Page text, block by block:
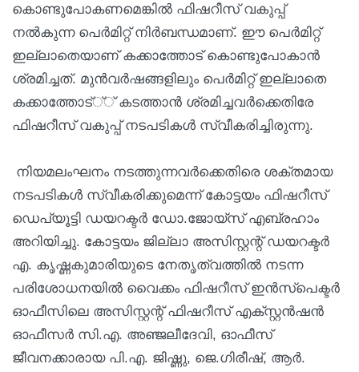
കൊണ്ടുപോകണമെങ്കിൽ ഫിഷറീസ് വകുപ്പ്
നൽകുന്ന പെർമിറ്റ് നിർബന്ധമാണ്. ഈ പെർമിറ്റ്
ഇല്ലാതെയാണ് കക്കാത്തോട് കൊണ്ടുപോകാൻ
ശ്രമിച്ചത്. മുൻവർഷങ്ങളിലും പെർമിറ്റ് ഇല്ലാതെ
കക്കാത്തോട്്് കടത്താൻ ശ്രമിച്ചവർക്കെതിരേ
ഫിഷറീസ് വകുപ്പ് നടപടികൾ സ്വീകരിച്ചിരുന്നു.
നിയമലംഘനം നടത്തുന്നവർക്കെതിരെ ശക്തമായ
നടപടികൾ സ്വീകരിക്കുമെന്ന് കോട്ടയം ഫിഷറീസ്
ഡെപ്യൂട്ടി ഡയറക്ടർ ഡോ.ജോയ്‌സ് എബ്രഹാം
അറിയിച്ചു. കോട്ടയം ജില്ലാ അസിസ്റ്റന്റ് ഡയറക്ടർ
എ. കൃഷ്ണകുമാരിയുടെ നേതൃത്വത്തിൽ നടന്ന
പരിശോധനയിൽ വൈക്കം ഫിഷറീസ് ഇൻസ്പെക്ടർ
ഓഫീസിലെ അസിസ്റ്റന്റ് ഫിഷറീസ് എക്സ്റ്റൻഷൻ
ഓഫീസർ സി.എ. അഞ്ജലീദേവി, ഓഫീസ്
ജീവനക്കാരായ പി.എ. ജിഷ്ണു, ജെ.ഗിരീഷ്, ആർ.